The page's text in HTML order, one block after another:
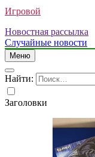
Игровой
Новостная рассылка
Случайные новости
Меню
Найти:
Заголовки